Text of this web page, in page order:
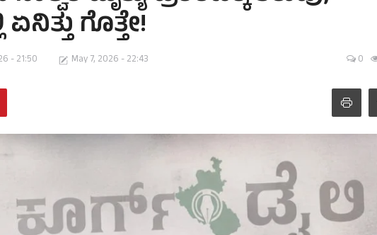
ಗೊತ್ತೇ!
- 21:50 May 7, 2026 - 22:43 0